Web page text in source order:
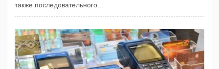
также последовательного...